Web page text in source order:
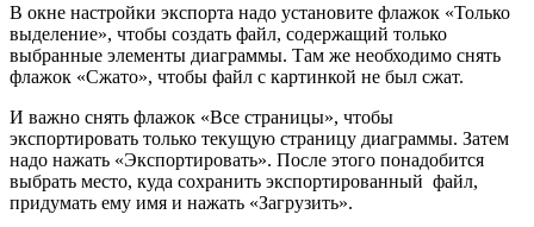
В окне настройки экспорта надо установите флажок «Только
выделение», чтобы создать файл, содержащий только
выбранные элементы диаграммы. Там же необходимо снять
флажок «Сжато», чтобы файл с картинкой не был сжат.
И важно снять флажок «Все страницы», чтобы
экспортировать только текущую страницу диаграммы. Затем
надо нажать «Экспортировать». После этого понадобится
выбрать место, куда сохранить экспортированный файл,
придумать ему имя и нажать «Загрузить».